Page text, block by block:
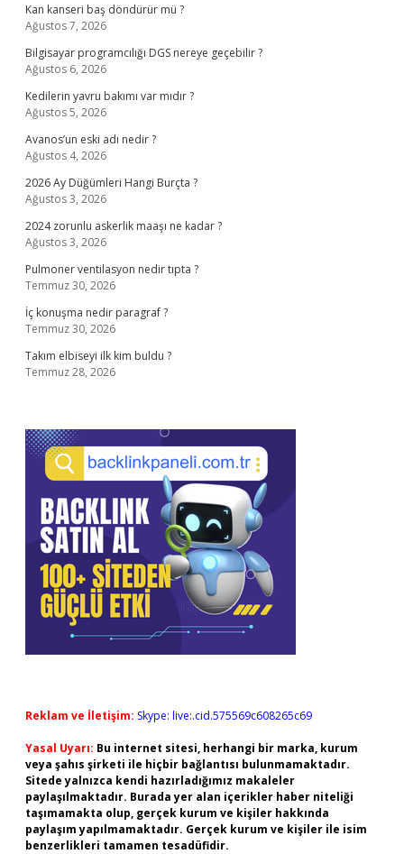
Kan kanseri baş döndürür mü ?
Ağustos 7, 2026
Bilgisayar programcılığı DGS nereye geçebilir ?
Ağustos 6, 2026
Kedilerin yavru bakımı var mıdır ?
Ağustos 5, 2026
Avanos’un eski adı nedir ?
Ağustos 4, 2026
2026 Ay Düğümleri Hangi Burçta ?
Ağustos 3, 2026
2024 zorunlu askerlik maaşı ne kadar ?
Ağustos 3, 2026
Pulmoner ventilasyon nedir tıpta ?
Temmuz 30, 2026
İç konuşma nedir paragraf ?
Temmuz 30, 2026
Takım elbiseyi ilk kim buldu ?
Temmuz 28, 2026
Reklam ve İletişim: Skype: live:.cid.575569c608265c69
Yasal Uyarı: Bu internet sitesi, herhangi bir marka, kurum
veya şahıs şirketi ile hiçbir bağlantısı bulunmamaktadır.
Sitede yalnızca kendi hazırladığımız makaleler
paylaşılmaktadır. Burada yer alan içerikler haber niteliği
taşımamakta olup, gerçek kurum ve kişiler hakkında
paylaşım yapılmamaktadır. Gerçek kurum ve kişiler ile isim
benzerlikleri tamamen tesadüfidir.